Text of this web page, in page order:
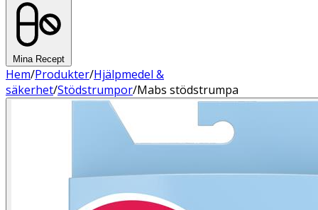
Mina Recept
Hem/Produkter/Hjälpmedel &
säkerhet/Stödstrumpor/Mabs stödstrumpa